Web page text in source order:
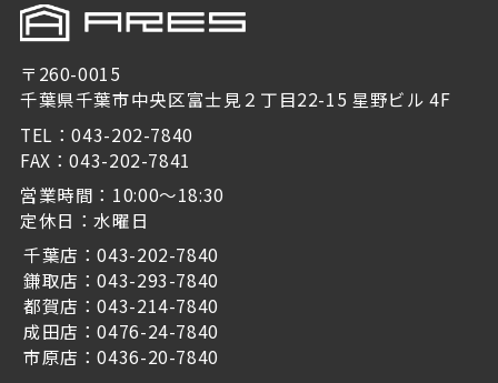
〒260-0015
千葉県千葉市中央区富士見２丁目22-15 星野ビル 4F
TEL：043-202-7840
FAX：043-202-7841
営業時間：10:00～18:30
定休日：水曜日
千葉店：043-202-7840
鎌取店：043-293-7840
都賀店：043-214-7840
成田店：0476-24-7840
市原店：0436-20-7840